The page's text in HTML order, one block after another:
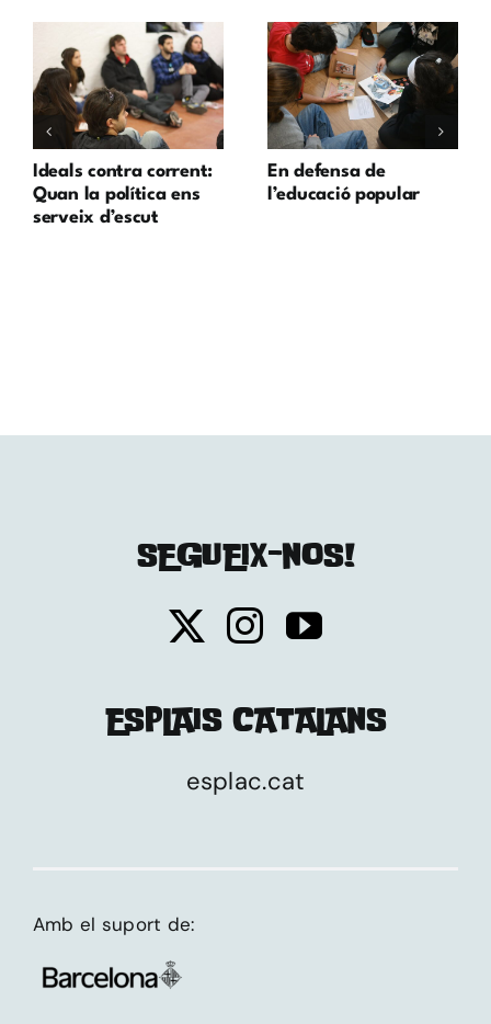
Ideals contra corrent:
Quan la política ens
serveix d’escut
En defensa de
l’educació popular
SEGUEIX-NOS!
ESPLAIS CATALANS
esplac.cat
Amb el suport de: